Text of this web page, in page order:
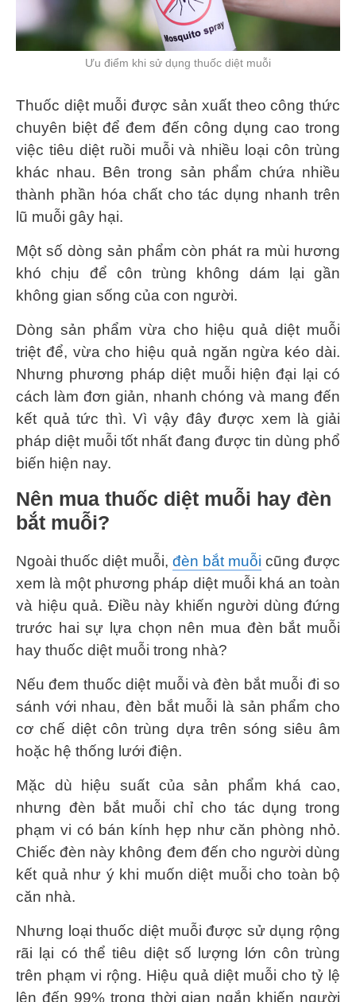
Ưu điểm khi sử dụng thuốc diệt muỗi
Thuốc diệt muỗi được sản xuất theo công thức
chuyên biệt để đem đến công dụng cao trong
việc tiêu diệt ruồi muỗi và nhiều loại côn trùng
khác nhau. Bên trong sản phẩm chứa nhiều
thành phần hóa chất cho tác dụng nhanh trên
lũ muỗi gây hại.
Một số dòng sản phẩm còn phát ra mùi hương
khó chịu để côn trùng không dám lại gần
không gian sống của con người.
Dòng sản phẩm vừa cho hiệu quả diệt muỗi
triệt để, vừa cho hiệu quả ngăn ngừa kéo dài.
Nhưng phương pháp diệt muỗi hiện đại lại có
cách làm đơn giản, nhanh chóng và mang đến
kết quả tức thì. Vì vậy đây được xem là giải
pháp diệt muỗi tốt nhất đang được tin dùng phổ
biến hiện nay.
Nên mua thuốc diệt muỗi hay đèn
bắt muỗi?
Ngoài thuốc diệt muỗi, đèn bắt muỗi cũng được
xem là một phương pháp diệt muỗi khá an toàn
và hiệu quả. Điều này khiến người dùng đứng
trước hai sự lựa chọn nên mua đèn bắt muỗi
hay thuốc diệt muỗi trong nhà?
Nếu đem thuốc diệt muỗi và đèn bắt muỗi đi so
sánh với nhau, đèn bắt muỗi là sản phẩm cho
cơ chế diệt côn trùng dựa trên sóng siêu âm
hoặc hệ thống lưới điện.
Mặc dù hiệu suất của sản phẩm khá cao,
nhưng đèn bắt muỗi chỉ cho tác dụng trong
phạm vi có bán kính hẹp như căn phòng nhỏ.
Chiếc đèn này không đem đến cho người dùng
kết quả như ý khi muốn diệt muỗi cho toàn bộ
căn nhà.
Nhưng loại thuốc diệt muỗi được sử dụng rộng
rãi lại có thể tiêu diệt số lượng lớn côn trùng
trên phạm vi rộng. Hiệu quả diệt muỗi cho tỷ lệ
lên đến 99% trong thời gian ngắn khiến người